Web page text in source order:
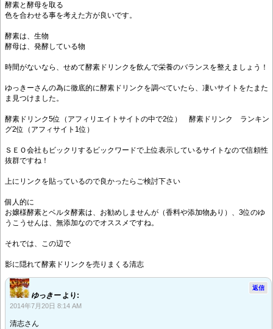
酵素と酵母を取る
色を合わせる事を考えた方が良いです。
酵素は、生物
酵母は、発酵している物
時間がないなら、せめて酵素ドリンクを飲んで栄養のバランスを整えましょう！
ゆっきーさんの為に徹底的に酵素ドリンクを調べていたら、凄いサイトをたまた
ま見つけました。
酵素ドリンク5位（アフィリエイトサイトの中で2位） 酵素ドリンク ランキン
グ2位（アフィサイト1位）
ＳＥＯ会社もビックリするビックワードで上位表示しているサイトなので信頼性
抜群ですね！
上にリンクを貼っているので良かったらご検討下さい
個人的に
お嬢様酵素とベルタ酵素は、お勧めしませんが（香料や添加物あり）、3位のゆ
うこうせんは、無添加なのでオススメですね。
それでは、この辺で
影に隠れて酵素ドリンクを売りまくる清志
ゆっきー より:
2014年7月20日 8:14 AM
清志さん
返信